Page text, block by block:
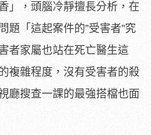
」，頭腦冷靜擅長分析， 在
題「這起案件的”受害者”究
者家屬也站在死亡醫生這
複雜程度，沒有受害者的殺
廳搜查一課的最強搭檔也面